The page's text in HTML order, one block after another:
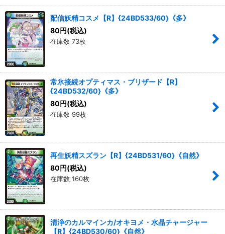
配信妖精コスメ【R】{24BD533/60}《多》
80円(税込)
在庫数 73枚
常氷接続オプティマス・ブリザード【R】
{24BD532/60}《多》
80 円(税込)
在庫数 99枚
再生妖精スズラン【R】{24BD531/60}《自然》
80円(税込)
在庫数 160枚
清浄のカルマインカ/オキヨメ・水晶チャージャー
【R】{24BD530/60}《自然》